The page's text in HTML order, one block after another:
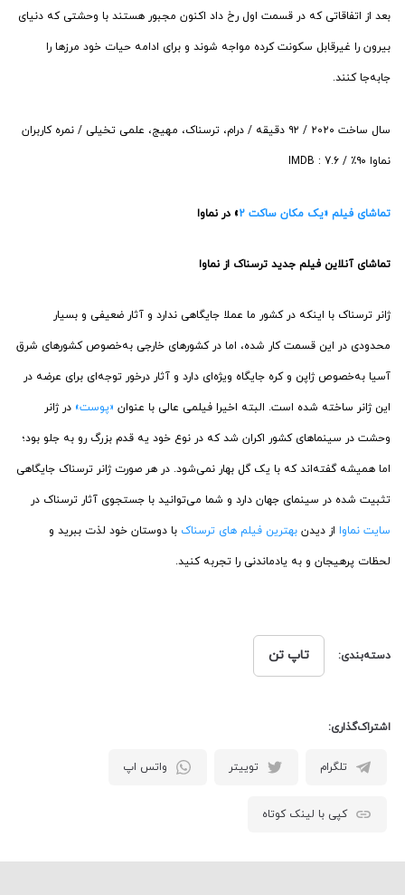
بعد از اتفاقاتی که در قسمت اول رخ داد اکنون مجبور هستند با وحشتی که دنیای
بیرون را غیرقابل سکونت کرده مواجه شوند و برای ادامه حیات خود مرزها را
جابه‌جا کنند.
سال ساخت ۲۰۲۰ / ۹۲ دقیقه / درام، ترسناک، مهیج، علمی تخیلی / نمره کاربران
نماوا ۹۰٪ / IMDB : 7.6
تماشای فیلم «یک مکان ساکت 2 » در نماوا
تماشای آنلاین فیلم جدید ترسناک از نماوا
ژانر ترسناک با اینکه در کشور ما عملا جایگاهی ندارد و آثار ضعیفی و بسیار
محدودی در این قسمت کار شده، اما در کشورهای خارجی به‌خصوص کشورهای شرق
آسیا به‌خصوص ژاپن و کره جایگاه ویژه‌ای دارد و آثار درخور توجه‌ای برای عرضه در
این ژانر ساخته شده است. البته اخیرا فیلمی عالی با عنوان «پوست» در ژانر
وحشت در سینماهای کشور اکران شد که در نوع خود یه قدم بزرگ رو به جلو بود؛
اما همیشه گفته‌اند که با یک گل بهار نمی‌شود. در هر صورت ژانر ترسناک جایگاهی
تثبیت شده در سینمای جهان دارد و شما می‌توانید با جستجوی آثار ترسناک در
سایت نماوا از دیدن بهترین فیلم های ترسنا‌ک با دوستان خود لذت ببرید و
لحظات پرهیجان و به یادماندنی را تجربه کنید.
دسته‌بندی: تاپ تن
اشتراک‌گذاری:
تلگرام توییتر واتس اپ
کپی با لینک کوتاه